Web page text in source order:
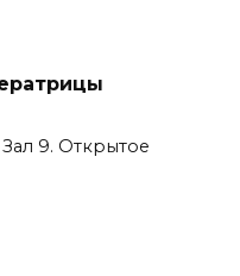
9. Открытое